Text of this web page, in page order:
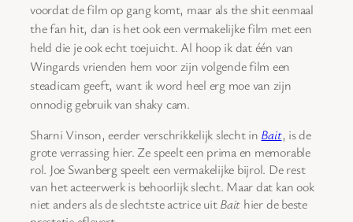
voordat de film op gang komt, maar als the shit eenmaal
the fan hit, dan is het ook een vermakelijke film met een
held die je ook echt toejuicht. Al hoop ik dat één van
Wingards vrienden hem voor zijn volgende film een
steadicam geeft, want ik word heel erg moe van zijn
onnodig gebruik van shaky cam.
Sharni Vinson, eerder verschrikkelijk slecht in Bait, is de
grote verrassing hier. Ze speelt een prima en memorable
rol. Joe Swanberg speelt een vermakelijke bijrol. De rest
van het acteerwerk is behoorlijk slecht. Maar dat kan ook
niet anders als de slechtste actrice uitBait hier de beste